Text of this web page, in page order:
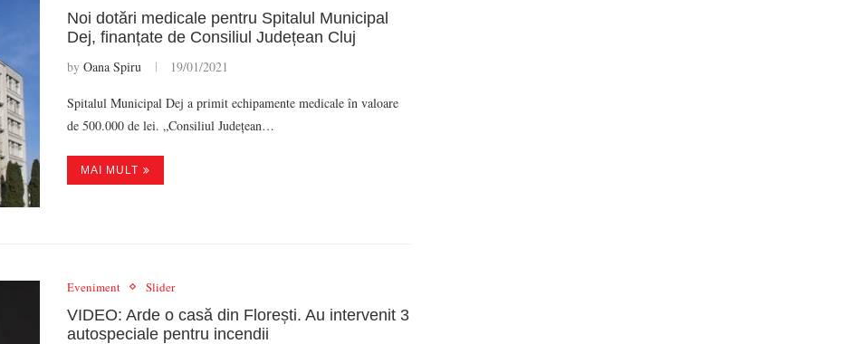
Noi dotări medicale pentru Spitalul Municipal
Dej, finanțate de Consiliul Județean Cluj
by Oana Spiru 19/01/2021
Spitalul Municipal Dej a primit echipamente medicale în valoare
de 500.000 de lei. „Consiliul Județean…
MAI MULT
Eveniment Slider
VIDEO: Arde o casă din Florești. Au intervenit 3
autospeciale pentru incendii